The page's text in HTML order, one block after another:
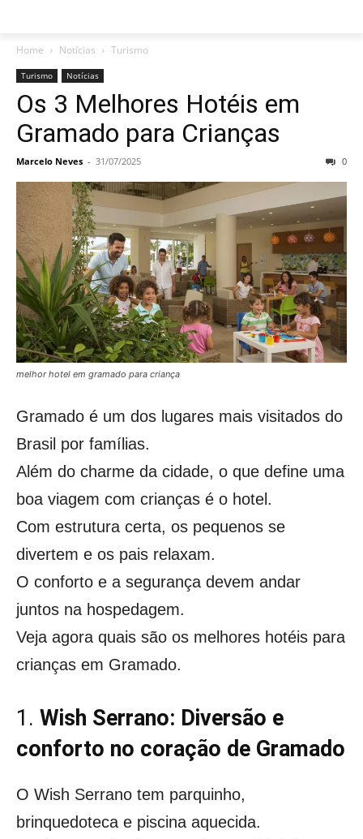
Home Notícias Turismo
Turismo Notícias
Os 3 Melhores Hotéis em
Gramado para Crianças
Marcelo Neves - 31/07/2025 0
melhor hotel em gramado para criança
Gramado é um dos lugares mais visitados do
Brasil por famílias.
Além do charme da cidade, o que define uma
boa viagem com crianças é o hotel.
Com estrutura certa, os pequenos se
divertem e os pais relaxam.
O conforto e a segurança devem andar
juntos na hospedagem.
Veja agora quais são os melhores hotéis para
crianças em Gramado.
1. Wish Serrano: Diversão e
conforto no coração de Gramado
O Wish Serrano tem parquinho,
brinquedoteca e piscina aquecida.